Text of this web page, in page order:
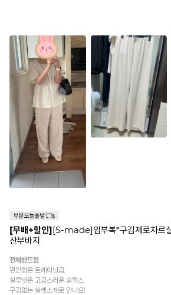
[무배+할인][S-made]임부복*구김제로차르
산부바지
전체밴드형
편안함은 트레이닝급,
실루엣은 고급스러운 슬랙스
구김없는 실켓소재로 만나요!